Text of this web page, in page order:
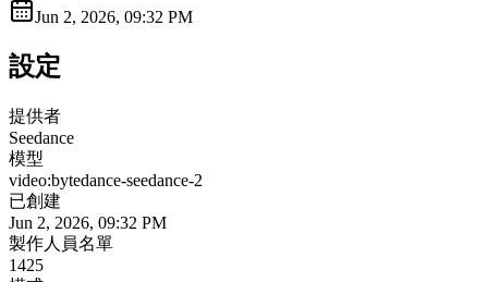
Jun 2, 2026, 09:32 PM
設定
提供者
Seedance
模型
video:bytedance-seedance-2
已創建
Jun 2, 2026, 09:32 PM
製作人員名單
1425